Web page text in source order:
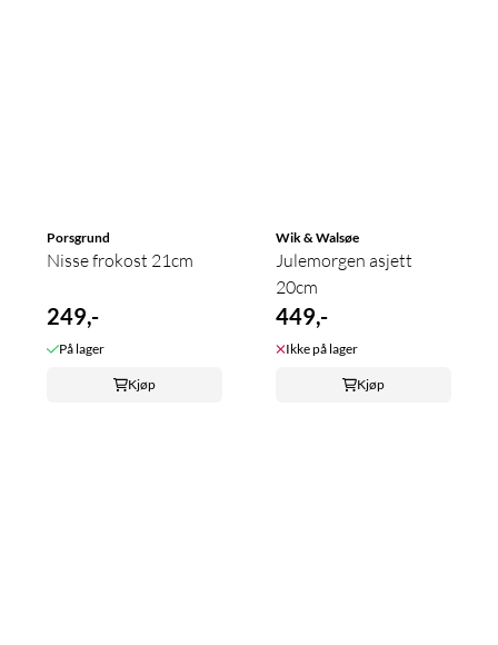
Porsgrund
Nisse frokost 21cm
249,-
På lager
Kjøp
Wik & Walsøe
Julemorgen asjett
20cm
449,-
Ikke på lager
Kjøp